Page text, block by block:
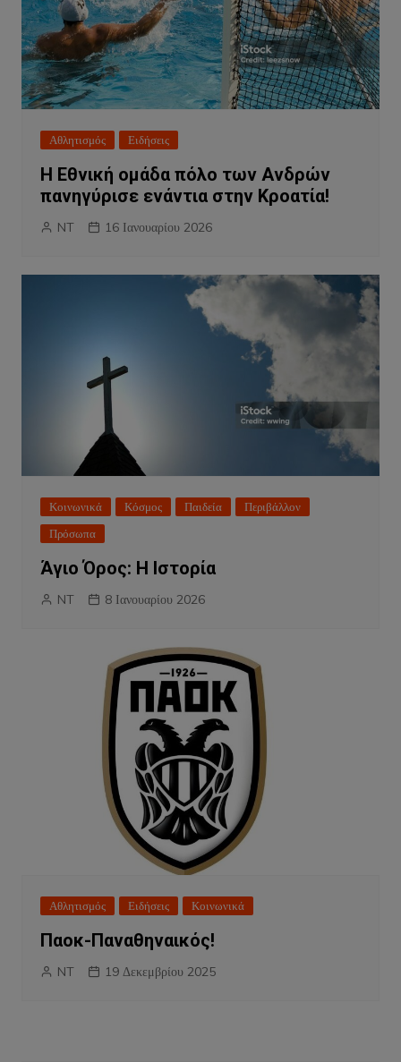
Αθλητισμός Ειδήσεις
Η Εθνική ομάδα πόλο των Ανδρών
πανηγύρισε ενάντια στην Κροατία!
NT 16 Ιανουαρίου 2026
Κοινωνικά Κόσμος Παιδεία
Περιβάλλον
Πρόσωπα
Άγιο Όρος: Η Ιστορία
NT 8 Ιανουαρίου 2026
Αθλητισμός Ειδήσεις Κοινωνικά
Παοκ-Παναθηναικός!
NT 19 Δεκεμβρίου 2025